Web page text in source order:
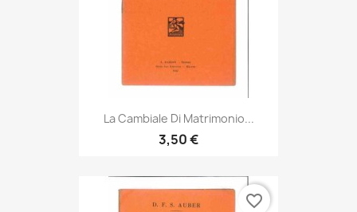
La Cambiale Di Matrimonio...
3,50 €
favorite_border